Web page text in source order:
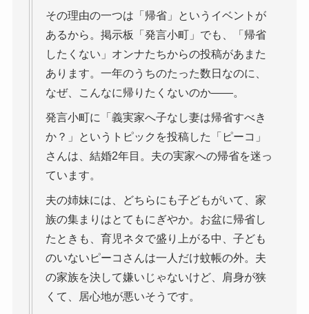
その理由の一つは「帰省」というイベントが
あるから。掲示板「発言小町」でも、「帰省
したくない」オンナたちからの投稿があまた
あります。一年のうちのたった数日なのに、
なぜ、こんなに帰りたくないのか――。
発言小町に「義実家へ子なし妻は帰省すべき
か？」というトピックを投稿した「ピーコ」
さんは、結婚2年目。夫の実家への帰省を迷っ
ています。
夫の姉妹には、どちらにも子どもがいて、家
族の集まりはとてもにぎやか。お盆に帰省し
たときも、育児ネタで盛り上がる中、子ども
のいないピーコさんは一人だけ蚊帳の外。夫
の家族を決して嫌いじゃないけど、肩身が狭
くて、居心地が悪いそうです。